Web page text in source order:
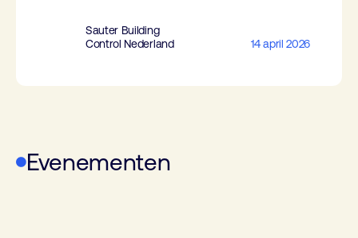
Sauter Building
Control Nederland
14 april 2026
Evenementen
Digitaal Gebouw van de Toekomst